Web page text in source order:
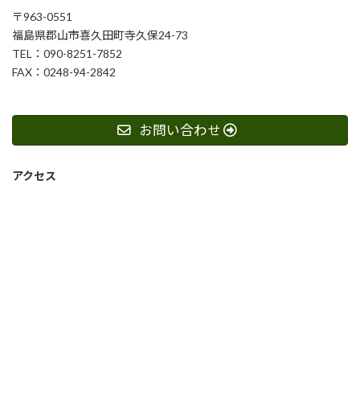
〒963-0551
福島県郡山市喜久田町寺久保24-73
TEL：090-8251-7852
FAX：0248-94-2842
お問い合わせ
アクセス